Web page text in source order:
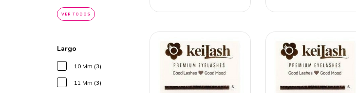
VER TODOS
Largo
10 Mm (3)
11 Mm (3)